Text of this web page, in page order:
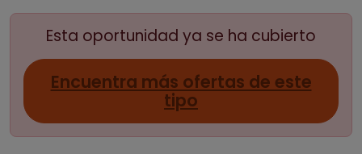
Esta oportunidad ya se ha cubierto
Encuentra más ofertas de este
tipo